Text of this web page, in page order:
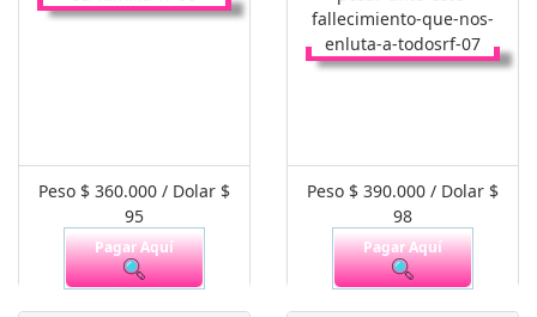
Peso $ 360.000 / Dolar $
95
Pagar Aquí
Peso $ 390.000 / Dolar $
98
Pagar Aquí